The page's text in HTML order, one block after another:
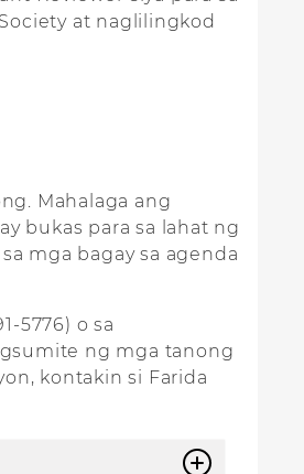
at naglilingkod
Mahalaga ang
bukas para sa lahat ng
mga bagay sa agenda
5776) o sa
ng mga tanong
kontakin si Farida